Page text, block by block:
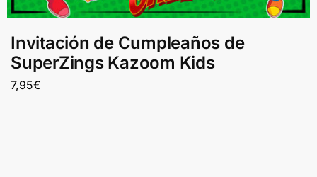
Invitación de Cumpleaños de
SuperZings Kazoom Kids
7,95€